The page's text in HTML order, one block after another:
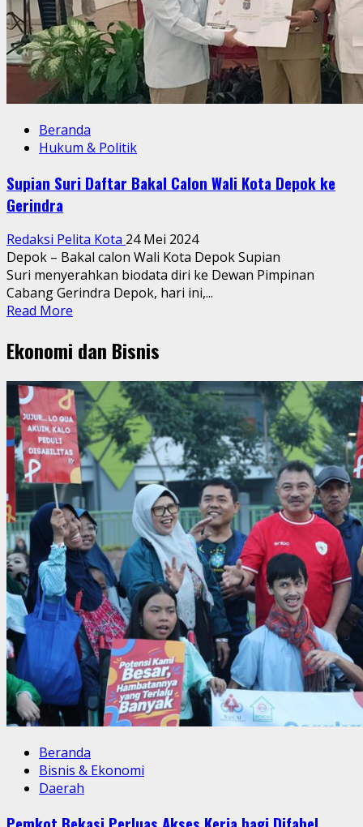
Beranda
Hukum & Politik
Supian Suri Daftar Bakal Calon Wali Kota Depok ke
Gerindra
Redaksi Pelita Kota 24 Mei 2024
Depok – Bakal calon Wali Kota Depok Supian
Suri menyerahkan biodata diri ke Dewan Pimpinan
Cabang Gerindra Depok, hari ini,...
Read More
about
Supian
Suri
Daftar
Bakal
Calon
Wali
Kota
Depok
ke
Gerindra
Ekonomi dan Bisnis
Beranda
Bisnis & Ekonomi
Daerah